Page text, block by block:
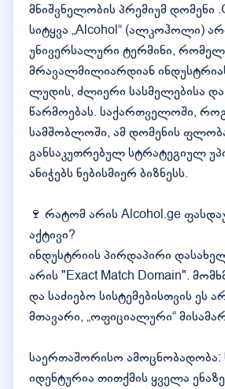
მნიშვნელობის პრემიუმ დომენი
სიტყვა „Alcohol“ (ალკოჰოლი)
უნივერსალური ტერმინი,
მრავალმილიარდიან
ლუდის, ძლიერი სასმელებისა
წარმოებას. საქართველოში,
სამშობლოში, ამ დომენის
განსაკუთრებულ სტრატეგიულ
ანიჭებს ნებისმიერ ბიზნესს.
🍷 რატომ არის Alcohol.ge
აქტივი?
ინდუსტრიის პირდაპირი
არის "Exact Match Domain".
და საძიებო სისტემებისთვის ეს
მთავარი, „ოფიციალური“
საერთაშორისო ამოცნობადობა:
იდენტურია თითქმის ყველა